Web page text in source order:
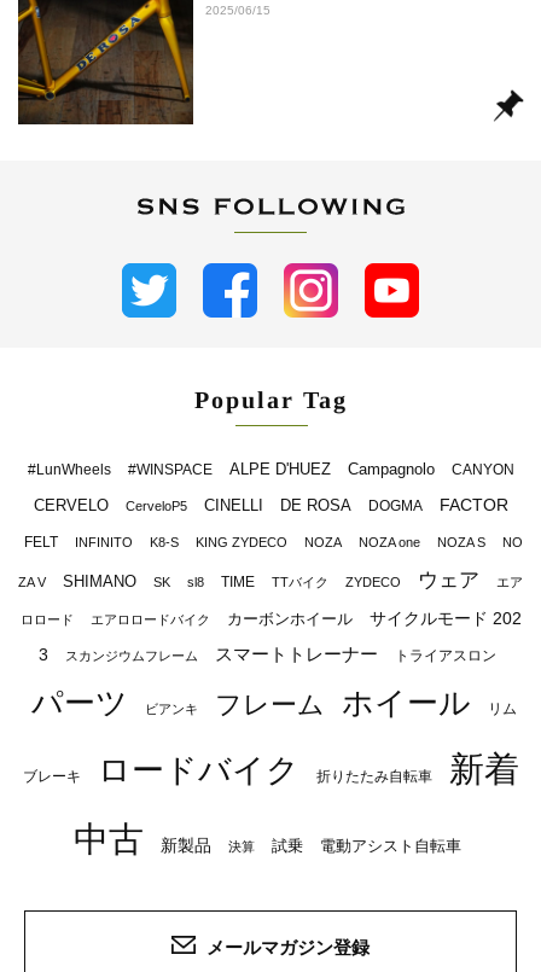
2025/06/15
Popular Tag
#LunWheels #WINSPACE ALPE D'HUEZ Campagnolo CANYON
CERVELO CerveloP5 CINELLI DE ROSA DOGMA FACTOR
FELT INFINITO K8-S KING ZYDECO NOZA NOZA one NOZA S NO
ZA V SHIMANO SK sl8 TIME TTバイク ZYDECO ウェア エア
ロロード エアロロードバイク カーボンホイール
サイクルモード 202
3
スカンジウムフレーム スマートトレーナー トライアスロン
パーツ ビアンキ フレーム ホイール リム
ブレーキ ロードバイク 折りたたみ自転車
新着
中古
新製品 決算 試乗 電動アシスト自転車
メールマガジン登録